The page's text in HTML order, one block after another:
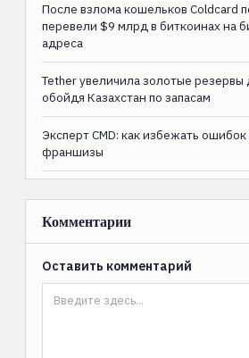
После взлома кошельков Coldcard
перевели $9 млрд в биткоинах на
адреса
Tether увеличила золотые резервы
обойдя Казахстан по запасам
Эксперт CMD: как избежать
франшизы
Комментарии
Оставить комментарий